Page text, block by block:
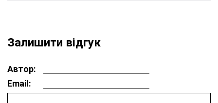
Залишити відгук
Автор:
Email: